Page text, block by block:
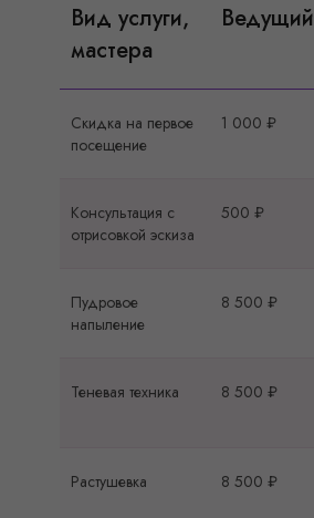
Вид услуги,
мастера
Ведущий
Скидка на первое
посещение
1 000 ₽
Консультация с
отрисовкой эскиза
500 ₽
Пудровое
напыление
8 500 ₽
Теневая техника 8 500 ₽
Растушевка 8 500 ₽